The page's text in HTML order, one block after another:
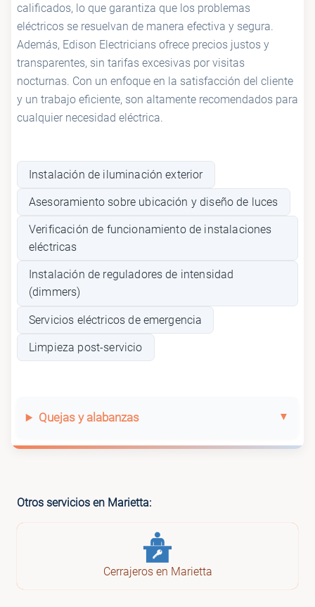
calificados, lo que garantiza que los problemas
eléctricos se resuelvan de manera efectiva y segura.
Además, Edison Electricians ofrece precios justos y
transparentes, sin tarifas excesivas por visitas
nocturnas. Con un enfoque en la satisfacción del cliente
y un trabajo eficiente, son altamente recomendados para
cualquier necesidad eléctrica.
Instalación de iluminación exterior
Asesoramiento sobre ubicación y diseño de luces
Verificación de funcionamiento de instalaciones
eléctricas
Instalación de reguladores de intensidad
(dimmers)
Servicios eléctricos de emergencia
Limpieza post-servicio
Quejas y alabanzas
Otros servicios en Marietta:
Cerrajeros en Marietta